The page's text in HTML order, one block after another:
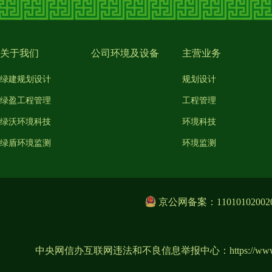
关于我们
绿建规划设计
绿盈工程管理
绿沃环境科技
绿盾环境监测
公司环境及设备 主营业务
规划设计
工程管理
环境科技
环境监测
京公网备案：
中央网信办互联网违法和不良信息举报中心： https://